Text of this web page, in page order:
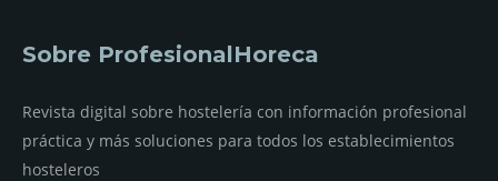
Sobre ProfesionalHoreca
Revista digital sobre hostelería con información profesional
práctica y más soluciones para todos los establecimientos
hosteleros